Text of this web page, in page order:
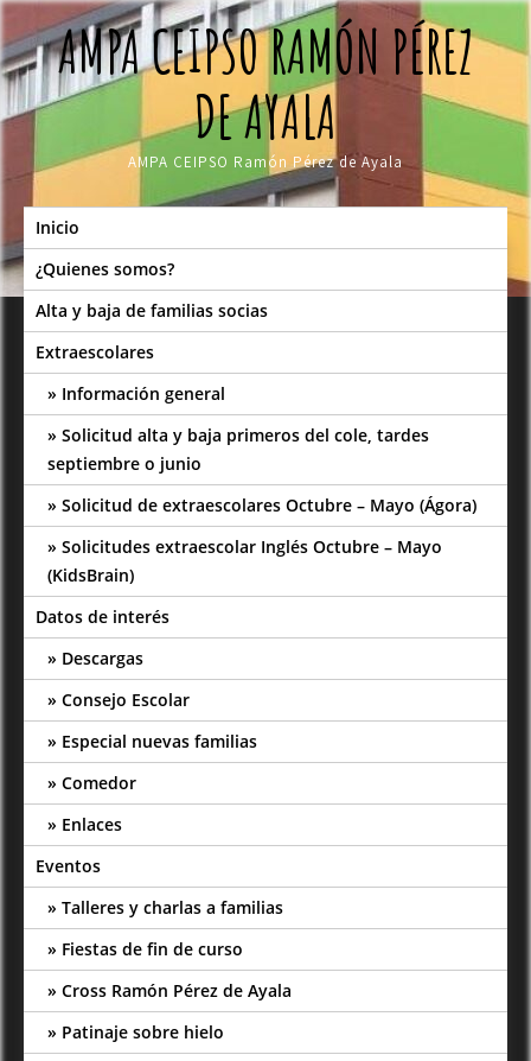
Skip
to
contentAMPA CEIPSO RAMÓN PÉREZ
DE AYALA
AMPA CEIPSO Ramón Pérez de Ayala
Inicio
¿Quienes somos?
Alta y baja de familias socias
Extraescolares
Información general
Solicitud alta y baja primeros del cole, tardes
septiembre o junio
Solicitud de extraescolares Octubre – Mayo (Ágora)
Solicitudes extraescolar Inglés Octubre – Mayo
(KidsBrain)
Datos de interés
Descargas
Consejo Escolar
Especial nuevas familias
Comedor
Enlaces
Eventos
Talleres y charlas a familias
Fiestas de fin de curso
Cross Ramón Pérez de Ayala
Patinaje sobre hielo